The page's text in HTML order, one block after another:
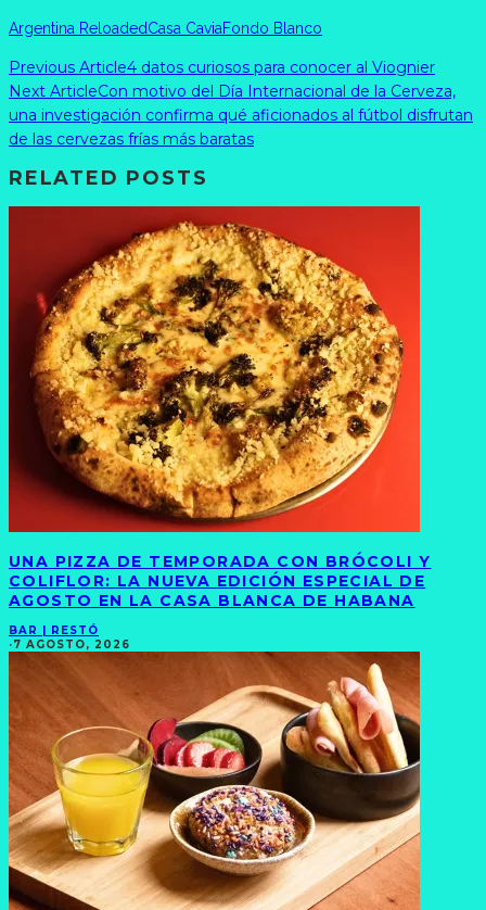
Argentina ReloadedCasa CaviaFondo Blanco
Previous Article4 datos curiosos para conocer al Viognier
Next ArticleCon motivo del Día Internacional de la Cerveza,
una investigación confirma qué aficionados al fútbol disfrutan
de las cervezas frías más baratas
RELATED POSTS
UNA PIZZA DE TEMPORADA CON BRÓCOLI Y
COLIFLOR: LA NUEVA EDICIÓN ESPECIAL DE
AGOSTO EN LA CASA BLANCA DE HABANA
BAR | RESTÓ
·7 AGOSTO, 2026